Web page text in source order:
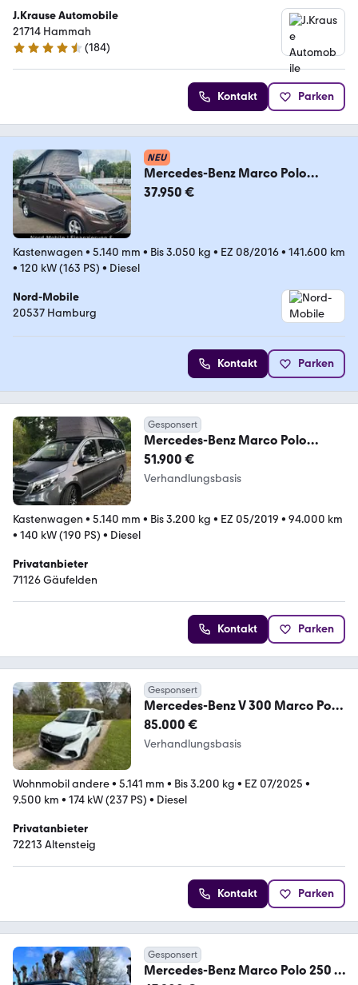
J.Krause Automobile
21714 Hammah
4.7 Sterne
(184)
Kontakt Parken
NEU
Mercedes-Benz Marco Polo
Westfalia Activity Navi Kamera
37.950 €
Kastenwagen • 5.140 mm • Bis 3.050 kg • EZ 08/2016• 141.600 km
• 120 kW (163 PS) • Diesel
Nord-Mobile
20537 Hamburg
Kontakt Parken
Gesponsert
Mercedes-Benz Marco Polo
Horizon V250d AMG Line
Vollausstatt
51.900 €
Verhandlungsbasis
Kastenwagen • 5.140 mm • Bis 3.200 kg • EZ 05/2019 • 94.000 km
• 140 kW (190 PS) • Diesel
Privatanbieter
71126 Gäufelden
Kontakt Parken
Gesponsert
Mercedes-Benz V 300 Marco Polo
d . lang Marco Polo Edition AMG
85.000 €
Verhandlungsbasis
Wohnmobil andere• 5.141 mm • Bis 3.200 kg • EZ 07/2025 •
9.500 km • 174 kW (237 PS) • Diesel
Privatanbieter
72213 Altensteig
Kontakt Parken
Gesponsert
Mercedes-Benz Marco Polo 250 d